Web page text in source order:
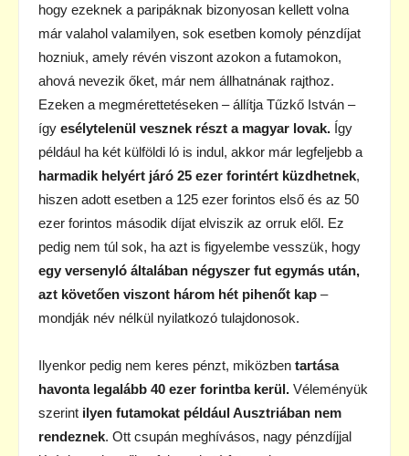
hogy ezeknek a paripáknak bizonyosan kellett volna
már valahol valamilyen, sok esetben komoly pénzdíjat
hozniuk, amely révén viszont azokon a futamokon,
ahová nevezik őket, már nem állhatnának rajthoz.
Ezeken a megmérettetéseken – állítja Tűzkő István –
így esélytelenül vesznek részt a magyar lovak. Így
például ha két külföldi ló is indul, akkor már legfeljebb a
harmadik helyért járó 25 ezer forintért küzdhetnek,
hiszen adott esetben a 125 ezer forintos első és az 50
ezer forintos második díjat elviszik az orruk elől. Ez
pedig nem túl sok, ha azt is figyelembe vesszük, hogy
egy versenyló általában négyszer fut egymás után,
azt követően viszont három hét pihenőt kap –
mondják név nélkül nyilatkozó tulajdonosok.
Ilyenkor pedig nem keres pénzt, miközben tartása
havonta legalább 40 ezer forintba kerül. Véleményük
szerint ilyen futamokat például Ausztriában nem
rendeznek. Ott csupán meghívásos, nagy pénzdíjjal